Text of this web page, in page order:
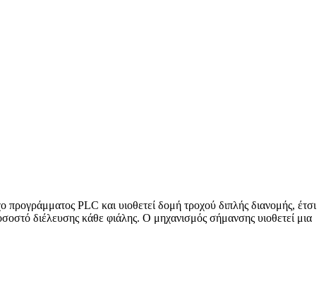
PLC και υιοθετεί δομή τροχού διπλής διανομής, έτσι
διέλευσης κάθε φιάλης. Ο μηχανισμός σήμανσης υιοθετεί μια